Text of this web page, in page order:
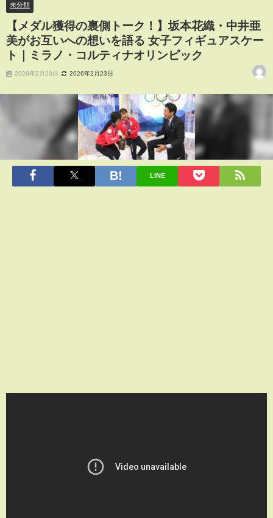
未分類
【メダル獲得の裏側トーク！】坂本花織・中井亜
美がお互いへの想いを語る 女子フィギュアスケー
ト｜ミラノ・コルティナオリンピック
2026年2月23日 2026年2月23日
LINE